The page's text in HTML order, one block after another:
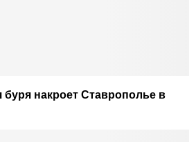
накроет Ставрополье в